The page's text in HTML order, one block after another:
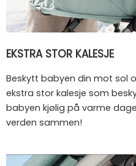
EKSTRA STOR KALESJE
Beskytt babyen din mot sol
ekstra stor kalesje som
babyen kjølig på varme
verden sammen!